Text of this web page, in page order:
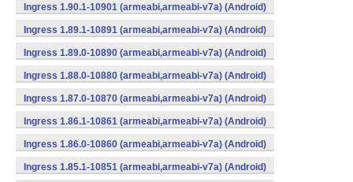
Ingress 1.90.1-10901 (armeabi,armeabi-v7a) (Android)
Ingress 1.89.1-10891 (armeabi,armeabi-v7a) (Android)
Ingress 1.89.0-10890 (armeabi,armeabi-v7a) (Android)
Ingress 1.88.0-10880 (armeabi,armeabi-v7a) (Android)
Ingress 1.87.0-10870 (armeabi,armeabi-v7a) (Android)
Ingress 1.86.1-10861 (armeabi,armeabi-v7a) (Android)
Ingress 1.86.0-10860 (armeabi,armeabi-v7a) (Android)
Ingress 1.85.1-10851 (armeabi,armeabi-v7a) (Android)